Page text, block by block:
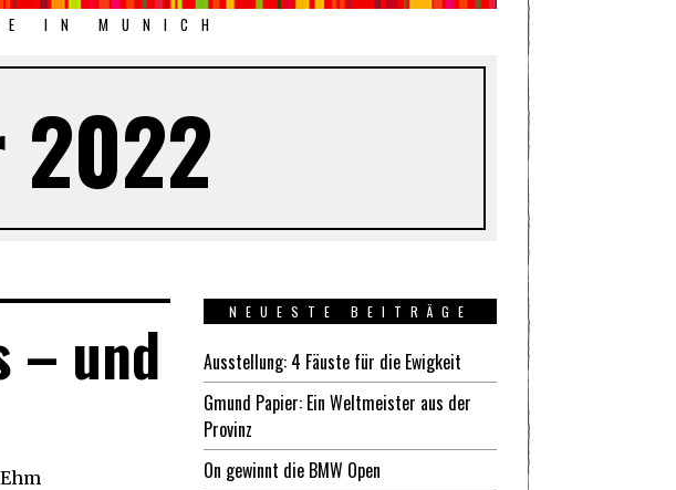
IN MUNICH
2022
– und
NEUESTE BEITRÄGE
Ausstellung: 4 Fäuste für die Ewigkeit
Gmund Papier: Ein Weltmeister aus der
Provinz
On gewinnt die BMW Open